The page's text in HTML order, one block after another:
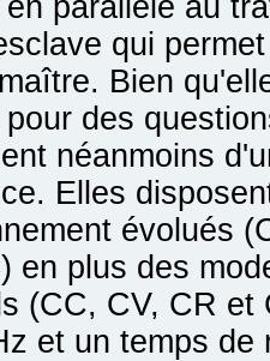
parallèle au
qui
Bien
des
néanmoins
Elles
évolués
en plus des
(CC, CV, CR
et un temps de